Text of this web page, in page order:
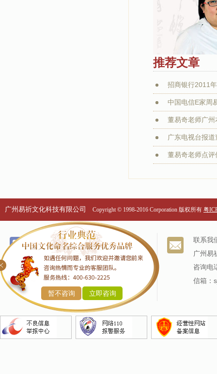
推荐文章
招商银行2011
中国电信E家周
董易奇老师广
广东电视台报
董易奇老师点
广州易祈文化科技有限公司 Copyright © 1998-2016 Corporation 版权所有 粤
暂不咨询 立即咨询
个名服务
改名服务
商标命名
产品命名
企业命名
关于我们
我们的历史
专家阵容
联系我
广州易
咨询电
信箱：